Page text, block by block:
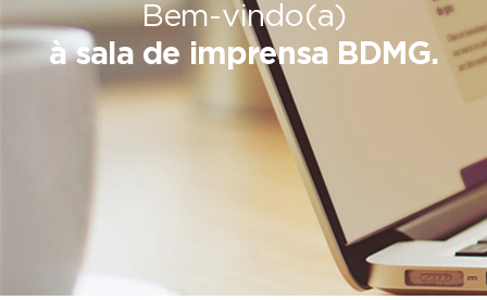
Bem-vindo(a)
à sala de imprensa BDMG.